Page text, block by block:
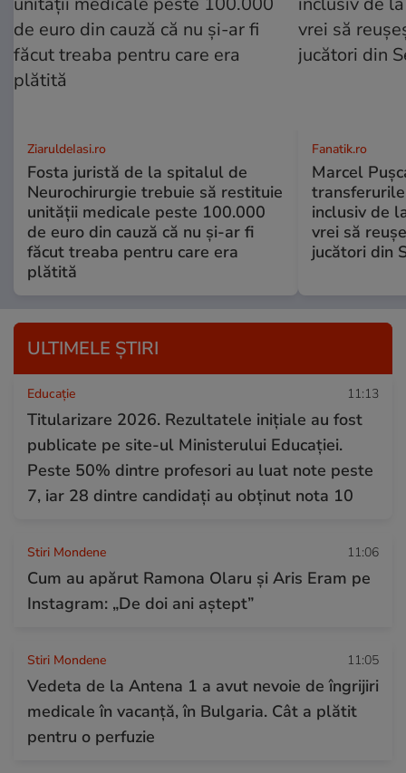
ZiaruldeIasi.ro
Fosta juristă de la spitalul de
Neurochirurgie trebuie să restituie
unității medicale peste 100.000
de euro din cauză că nu și-ar fi
făcut treaba pentru care era
plătită
Fanatik.ro
Marcel
inclusiv de
vrei să
jucători din
ULTIMELE ȘTIRI
Educație 11:13
Titularizare 2026. Rezultatele inițiale au fost
publicate pe site-ul Ministerului Educației.
Peste 50% dintre profesori au luat note peste
7, iar 28 dintre candidați au obținut nota 10
Stiri Mondene 11:06
Cum au apărut Ramona Olaru și Aris Eram pe
Instagram: „De doi ani aștept”
Stiri Mondene 11:05
Vedeta de la Antena 1 a avut nevoie de îngrijiri
medicale în vacanță, în Bulgaria. Cât a plătit
pentru o perfuzie